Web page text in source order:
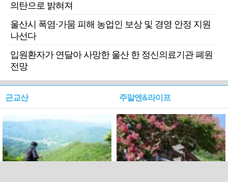
의탄으로 밝혀져
울산시 폭염·가뭄 피해 농업인 보상 및 경영 안정 지원
나선다
입원환자가 연달아 사망한 울산 한 정신의료기관 폐원
전망
근교산 주말엔&라이프